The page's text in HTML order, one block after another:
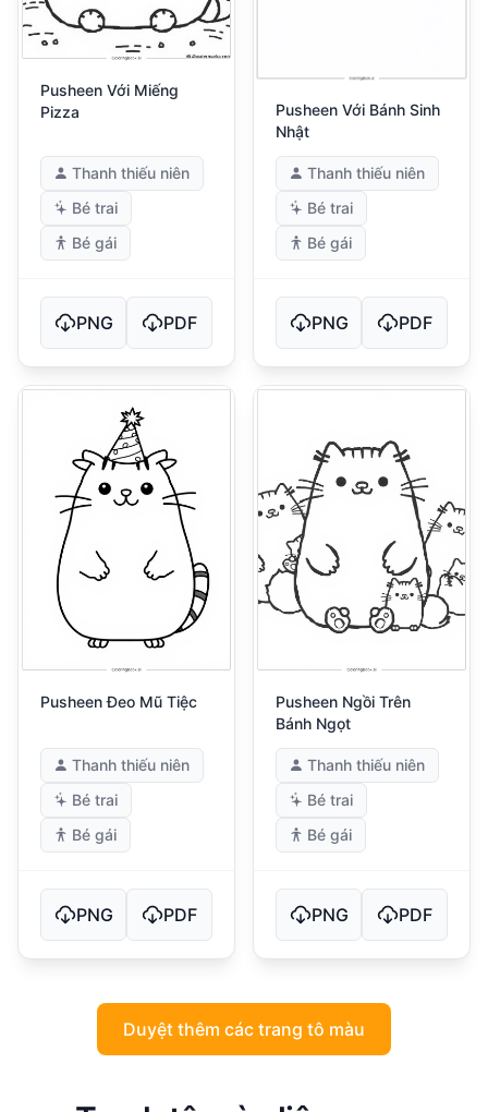
Pusheen Với Miếng
Pizza
Thanh thiếu niên
Bé trai
Bé gái
PNG PDF
Pusheen Với Bánh Sinh
Nhật
Thanh thiếu niên
Bé trai
Bé gái
PNG PDF
Pusheen Đeo Mũ Tiệc
Thanh thiếu niên
Bé trai
Bé gái
PNG PDF
Pusheen Ngồi Trên
Bánh Ngọt
Thanh thiếu niên
Bé trai
Bé gái
PNG PDF
Duyệt thêm các trang tô màu